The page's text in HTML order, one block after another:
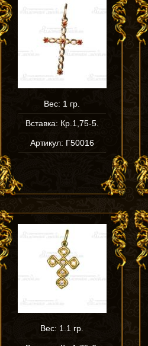
Вес: 1 гр.
Вставка: Кр.1,75-5.
Артикул: Г50016
Вес: 1.1 гр.